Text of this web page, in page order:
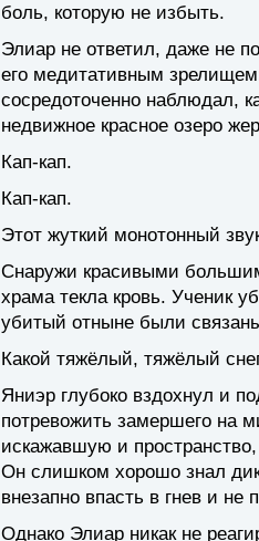
боль, которую не избыть.
Элиар не ответил, даже не
его медитативным
сосредоточенно наблюдал,
недвижное красное озеро
Кап-кап.
Кап-кап.
Этот жуткий монотонный
Снаружи красивыми
храма текла кровь. Ученик
убитый отныне были
Какой тяжёлый, тяжёлый
Яниэр глубоко вздохнул и
потревожить замершего на
искажавшую и
Он слишком хорошо знал
внезапно впасть в гнев и
Однако Элиар никак не